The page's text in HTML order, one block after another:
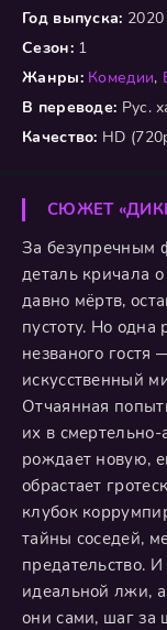
Год выпуска: 2020
Сезон:1
Жанры: Комедии,
В переводе: Рус.
Качество: HD
СЮЖЕТ
За безупречным
деталь кричала
давно мёртв,
пустоту. Но
незваного гостя
искусственный
Отчаянная
их в
рождает новую,
обрастает
клубок
тайны соседей,
предательство.
идеальной лжи,
они сами, шаг за